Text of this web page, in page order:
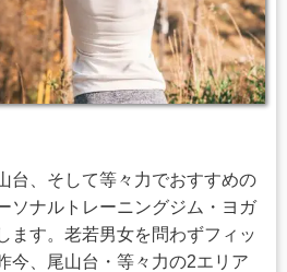
台、そして等々力でおすすめの
ソナルトレーニングジム・ヨガ
ます。老若男女を問わずフィッ
今、尾山台・等々力の2エリア